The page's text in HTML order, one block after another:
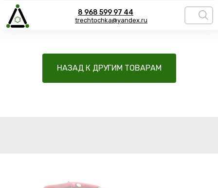
trechtochka@yandex.ru
8 968 599 97 44
НАЗАД К ДРУГИМ ТОВАРАМ